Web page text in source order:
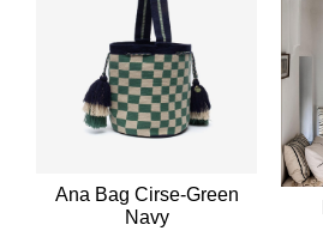
Ana Bag Cirse-Green
Navy